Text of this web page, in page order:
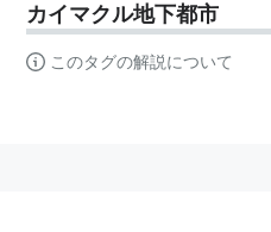
カイマクル地下都市
このタグの解説について